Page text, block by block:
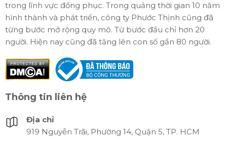
trong lĩnh vực đồng phục. Trong quảng thời gian 10 năm
hình thành và phát triển, công ty Phước Thịnh cũng đã
từng bước mở rộng quy mô. Từ bước đầu chỉ hơn 20
người. Hiện nay cũng đã tăng lên con số gần 80 người.
Thông tin liên hệ
Địa chỉ
919 Nguyễn Trãi, Phường 14, Quận 5, TP. HCM